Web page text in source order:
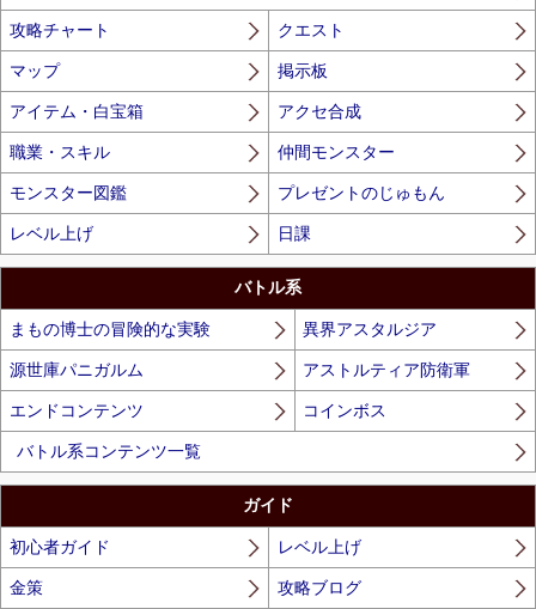
攻略チャート クエスト
マップ 掲示板
アイテム・白宝箱 アクセ合成
職業・スキル 仲間モンスター
モンスター図鑑 プレゼントのじゅもん
レベル上げ 日課
バトル系
まもの博士の冒険的な実験 異界アスタルジア
源世庫パニガルム アストルティア防衛軍
エンドコンテンツ コインボス
バトル系コンテンツ一覧
ガイド
初心者ガイド レベル上げ
金策 攻略ブログ